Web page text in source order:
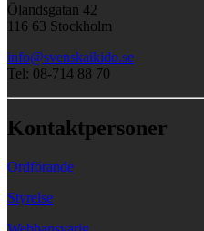
Ölandsgatan 42
116 63 Stockholm
info@svenskaikido.se
Tel: 08-714 88 70
Kontaktpersoner
Ordförande
Styrelse